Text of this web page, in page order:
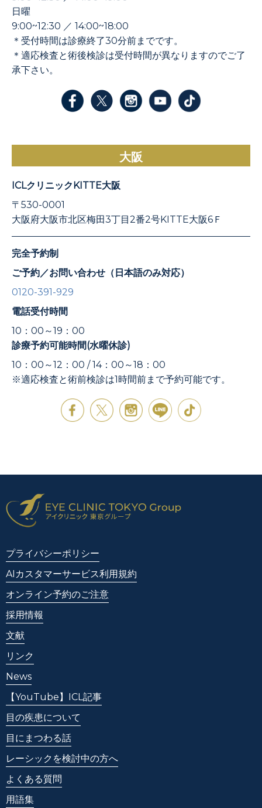
日曜
9:00~12:30 ／ 14:00~18:00
＊受付時間は診療終了30分前までです。
＊適応検査と術後検診は受付時間が異なりますのでご了
承下さい。
大阪
ICLクリニックKITTE大阪
〒530-0001
大阪府大阪市北区梅田3丁目2番2号KITTE大阪6Ｆ
完全予約制
ご予約／お問い合わせ（日本語のみ対応）
0120-391-929
電話受付時間
10：00～19：00
診療予約可能時間(水曜休診)
10：00～12：00 / 14：00～18：00
※適応検査と術前検診は1時間前まで予約可能です。
プライバシーポリシー
AIカスタマーサービス利用規約
オンライン予約のご注意
採用情報
文献
リンク
News
【YouTube】ICL記事
目の疾患について
目にまつわる話
レーシックを検討中の方へ
よくある質問
用語集